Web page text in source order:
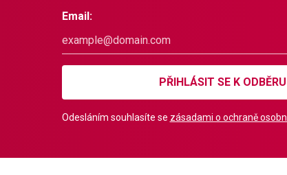
Email:
PŘIHLÁSIT SE K ODBĚRU
Odesláním souhlasíte se zásadami o ochraně